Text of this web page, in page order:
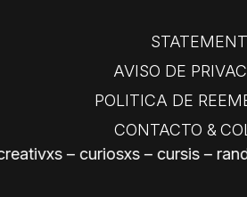
STATEMENT
AVISO DE
POLITICA DE
CONTACTO &
curiosxs – cursis – randoms –